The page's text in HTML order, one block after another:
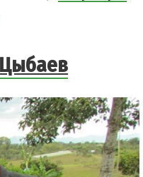
Цыбаев